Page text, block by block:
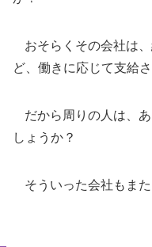
おそらくその会社は
ど、働きに応じて支給
だから周りの人は、
しょうか？
そういった会社もまた